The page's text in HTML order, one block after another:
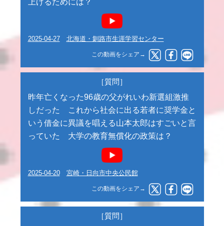
2025-04-27 北海道・釧路市生涯学習センター
この動画をシェア→
［質問］
昨年亡くなった96歳の父がれいわ新選組激推
しだった これから社会に出る若者に奨学金と
いう借金に異議を唱える山本太郎はすごいと言
っていた 大学の教育無償化の政策は？
2025-04-20 宮崎・日向市中央公民館
この動画をシェア→
［質問］